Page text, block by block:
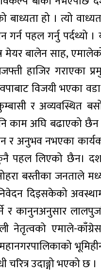
हो । त्यो
पहल गर्नु पर्दथ्यो
मेयर बालेन साह,
हाजिर गराएका
विजयी भएका
र अव्यवस्थित
काम अघि बढाएको
र अनुभव नभएका
पहल लिएको छैन।
बस्तीका जनताले
दिइसकेको
र कानुनअनुसार
नेतृत्वको एमाले-
उदाङ्गो भएको छ ।